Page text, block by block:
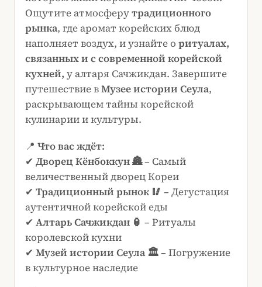
Ощутите атмосферутрадиционного
рынка, где аромат корейских блюд
наполняет воздух, и узнайте о ритуалах,
связанных и с современной корейской
кухней, у алтаря Сачжикдан. Завершите
путешествие вМузее истории Сеула,
раскрывающем тайны корейской
кулинарии и культуры.
📍 Что вас ждёт:
✔ Дворец Кёнбоккун 🏯– Самый
величественный дворец Кореи
✔ Традиционный рынок 🥢 – Дегустация
аутентичной корейской еды
✔ Алтарь Сачжикдан 🏮 – Ритуалы
королевской кухни
✔ Музей истории Сеула 🏛– Погружение
в культурное наследие